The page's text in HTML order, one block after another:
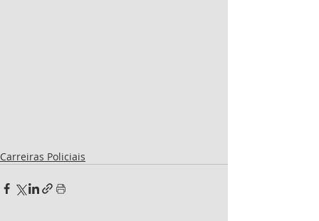
Carreiras Policiais